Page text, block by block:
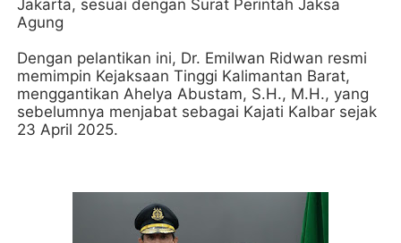
Jakarta, sesuai dengan Surat Perintah Jaksa
Agung
Dengan pelantikan ini, Dr. Emilwan Ridwan resmi
memimpin Kejaksaan Tinggi Kalimantan Barat,
menggantikan Ahelya Abustam, S.H., M.H., yang
sebelumnya menjabat sebagai Kajati Kalbar sejak
23 April 2025.